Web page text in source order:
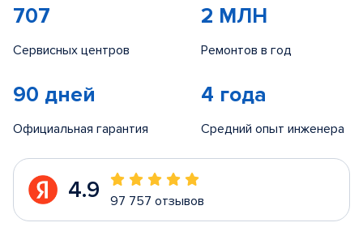
707
Сервисных центров
2 МЛН
Ремонтов в год
90 дней
Официальная гарантия
4 года
Средний опыт инженера
4.9 97 757 отзывов